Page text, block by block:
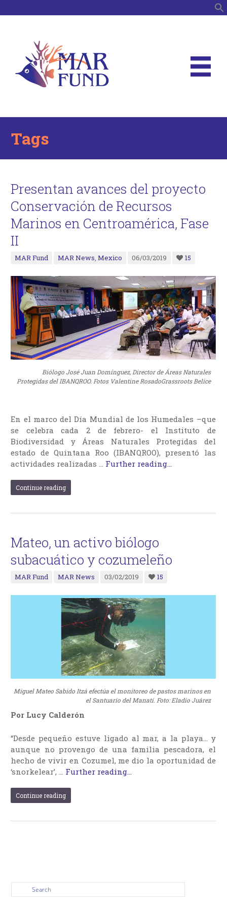
Tags
Presentan avances del proyecto
Conservación de Recursos
Marinos en Centroamérica, Fase
II
MAR Fund MAR News,Mexico 06/03/2019 15
Biólogo José Juan Domínguez, Director de Áreas Naturales
Protegidas del IBANQROO. Fotos Valentine RosadoGrassroots Belice
En el marco del Día Mundial de los Humedales –que
se celebra cada 2 de febrero- el Instituto de
Biodiversidad y Áreas Naturales Protegidas del
estado de Quintana Roo (IBANQROO), presentó las
actividades realizadas … Further reading...
Continue reading
Mateo, un activo biólogo
subacuático y cozumeleño
MAR Fund MAR News 03/02/2019 15
Miguel Mateo Sabido Itzá efectúa el monitoreo de pastos marinos en
el Santuario del Manatí. Foto: Eladio Juárez
Por Lucy Calderón
“Desde pequeño estuve ligado al mar, a la playa… y
aunque no provengo de una familia pescadora, el
hecho de vivir en Cozumel, me dio la oportunidad de
‘snorkelear’, … Further reading...
Continue reading